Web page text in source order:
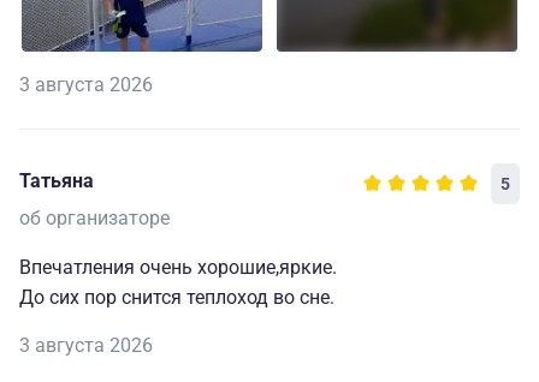
3 августа 2026
Татьяна 5
об организаторе
Впечатления очень хорошие,яркие.
До сих пор снится теплоход во сне.
3 августа 2026